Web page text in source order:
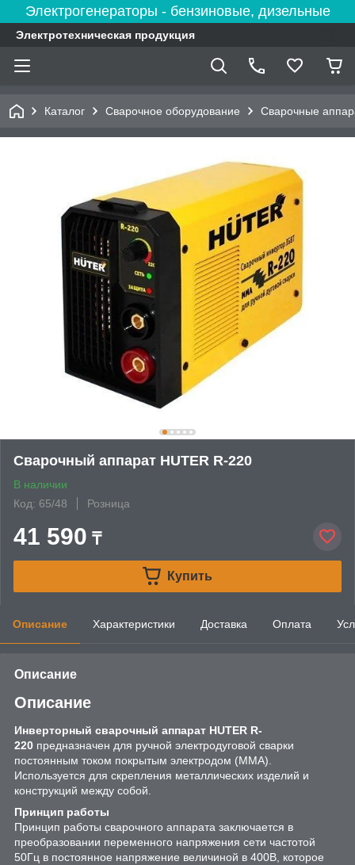
Электрогенераторы - бензиновые, дизельные
Электротехническая продукция
Каталог Сварочное оборудование Сварочные
Сварочный аппарат HUTER R-220
В наличии
Код: 65/48
Розница
41 590 ₸
Купить
Описание Характеристики Доставка Оплата
Описание
Описание
Инверторный сварочный аппарат HUTER R-
220 предназначен для ручной электродуговой сварки
постоянным током покрытым электродом (ММА).
Используется для скрепления металлических изделий и
конструкций между собой.
Принцип работы
Принцип работы сварочного аппарата заключается в
преобразовании переменного напряжения сети частотой
50Гц в постоянное напряжение величиной в 400В, которое